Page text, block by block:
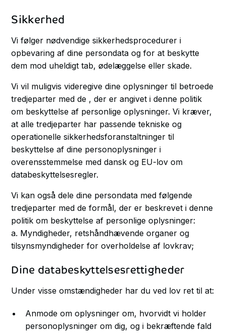
Sikkerhed
Vi følger nødvendige sikkerhedsprocedurer i
opbevaring af dine persondata og for at beskytte
dem mod uheldigt tab, ødelæggelse eller skade.
Vi vil muligvis videregive dine oplysninger til betroede
tredjeparter med de , der er angivet i denne politik
om beskyttelse af personlige oplysninger. Vi kræver,
at alle tredjeparter har passende tekniske og
operationelle sikkerhedsforanstaltninger til
beskyttelse af dine personoplysninger i
overensstemmelse med dansk og EU-lov om
databeskyttelsesregler.
Vi kan også dele dine persondata med følgende
tredjeparter med de formål, der er beskrevet i denne
politik om beskyttelse af personlige oplysninger:
a. Myndigheder, retshåndhævende organer og
tilsynsmyndigheder for overholdelse af lovkrav;
Dine databeskyttelsesrettigheder
Under visse omstændigheder har du ved lov ret til at:
Anmode om oplysninger om, hvorvidt vi holder
personoplysninger om dig, og i bekræftende fald